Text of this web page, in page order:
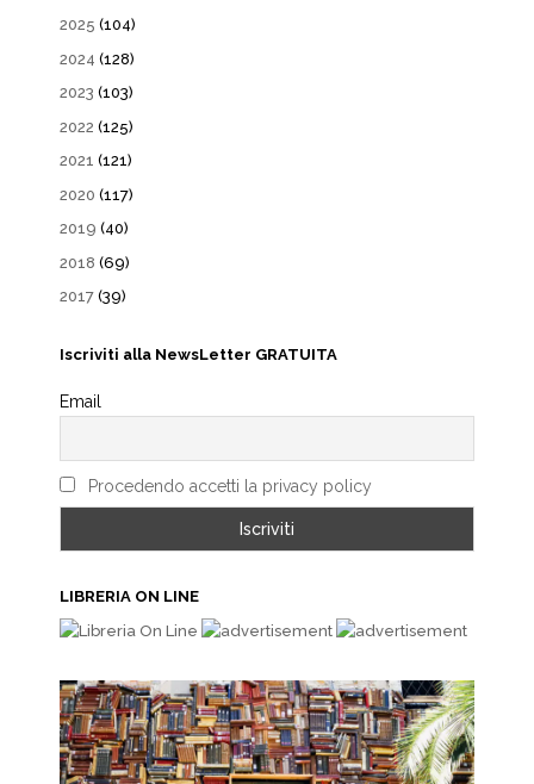
2025 (104)
2024 (128)
2023 (103)
2022 (125)
2021 (121)
2020 (117)
2019 (40)
2018 (69)
2017 (39)
Iscriviti alla NewsLetter GRATUITA
Email
Procedendo accetti la privacy policy
LIBRERIA ON LINE